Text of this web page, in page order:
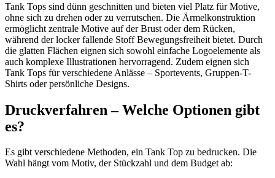
Tank Tops sind dünn geschnitten und bieten viel Platz für Motive,
ohne sich zu drehen oder zu verrutschen. Die Ärmelkonstruktion
ermöglicht zentrale Motive auf der Brust oder dem Rücken,
während der locker fallende Stoff Bewegungsfreiheit bietet. Durch
die glatten Flächen eignen sich sowohl einfache Logoelemente als
auch komplexe Illustrationen hervorragend. Zudem eignen sich
Tank Tops für verschiedene Anlässe – Sportevents, Gruppen-T-
Shirts oder persönliche Designs.
Druckverfahren – Welche Optionen gibt
es?
Es gibt verschiedene Methoden, ein Tank Top zu bedrucken. Die
Wahl hängt vom Motiv, der Stückzahl und dem Budget ab: